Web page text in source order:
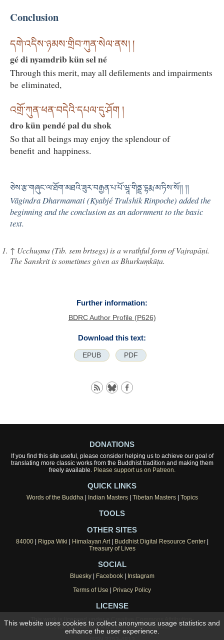
Conclusion
དགེ་འདིས་ཉམས་གྲིབ་ཀུན་སེལ་ནས། །
gé di nyamdrib kün sel né
Through this merit, may all defilements and impairments
be eliminated,
འགྲོ་ཀུན་ཕན་བདེའི་དཔལ་དུ་ཤོག །
dro kün pendé pal du shok
So that all beings may enjoy the splendour of
benefit and happiness.
ཅེས་རྩ་གཞུང་ལ་ཐོག་མཐའི་ཟུར་བརྒྱན་པ་པོ་ཝཱ་གིནྡྲ་དྷརྨ་མ་ཏིས་སོ།། །།
Vāgindra Dharmamati (Kyabjé Trulshik Rinpoche) added the
beginning and the conclusion as an adornment to the basic
text.
↑ Ucchuṣma(Tib. sem brtsegs) is a wrathful form of Vajrapāṇi.
The Sanskrit is sometimes given as Bhurkuṃkūṭa.
Further information:
BDRC Author Profile (P626)
Download this text:
EPUB PDF
DONATIONS
If you find this site useful, please consider helping us to achieve our goal of
translating more classic works from the Buddhist tradition and making them
freely available. Please support us on Patreon.
QUICK LINKS
Words of the Buddha | Indian Masters| Tibetan Masters| Topics
TOOLS
OTHER SITES
84000| Rigpa Wiki | Himalayan Art| Buddhist Digital Resource Center|
Treasury of Lives
SOCIAL
Bluesky| Facebook| Instagram
Terms of Use | Privacy Policy
LICENSE
This work is licensed under a
Creative Commons Attribution-
NonCommercial 4.0 International License.
This website uses cookies to collect anonymous usage statistics and
enhance the user experience.